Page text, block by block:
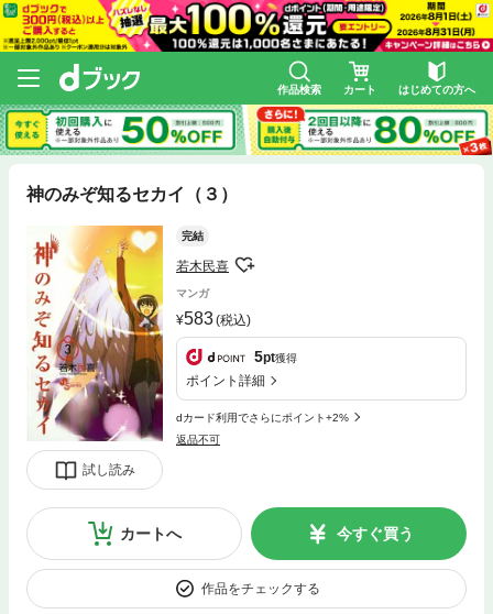
作品検索 カート はじめての方へ
神のみぞ知るセカイ（３）
試し読み
完結
若木民喜
マンガ
583(税込)
5pt獲得
ポイント詳細
dカード利用でさらにポイント+2%
返品不可
カートへ 今すぐ買う
作品をチェックする